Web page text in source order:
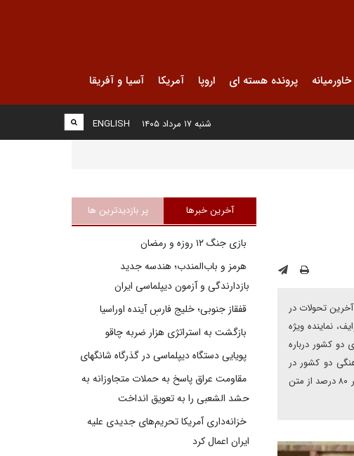
خاورمیانه پرونده هسته ای اروپا آمریکا آسیا و آفریقا
ENGLISH شنبه ۱۷ مرداد ۱۴۰۵
تحولات در
نماینده ویژه
دو کشور درباره
دو کشور در
تعاملات خود در این منطقه تأکید کردند. هم‌زمان نیکول پاشینیان، نخست‌وزیر ارمنستان، با بیان اینکه ارمنستان و جمهوری آذربایجان بر سر ۸۰ درصد از متن
آخرین خبرها پر بازدیدترین ها
بازی جنگ ۱۲ روزه و رمضان
هرمز و باب‌المندب؛ هندسه جدید
بازدارندگی و آزمون دیپلماسی ایران
قفقاز جنوبی؛ خلیج فارسِ آینده اوراسیا
بازگشت به استراتژی هزار ضربه چاقو
پویایی دستگاه دیپلماسی در گذرگاه شانگهای
مقاومت عراق پاسخ به حملات متجاوزانه به
حشد الشعبی را به تعویق انداخت
خزانه‌داری آمریکا تحریم‌های جدیدی علیه
ایران اعمال کرد